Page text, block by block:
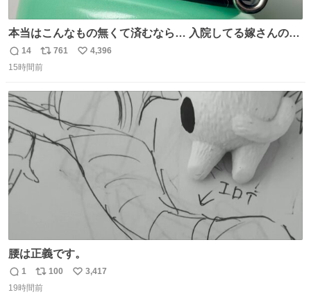
本当はこんなもの無くて済むなら… 入院してる嫁さんの病
棟、共同の冷蔵庫の中身を勝手に触る輩がおるのだけど、
ナルゲンボトルの中身が減っている事案が起きたらしい。
ないと蓋が回せないやつ』を作ったぞ…
返
信
14
リ
ポ
ト
数
761
い
4,396
15時間前
腰は正義です。
返
信
1
リ
ポ
100
い
3,417
19時間前